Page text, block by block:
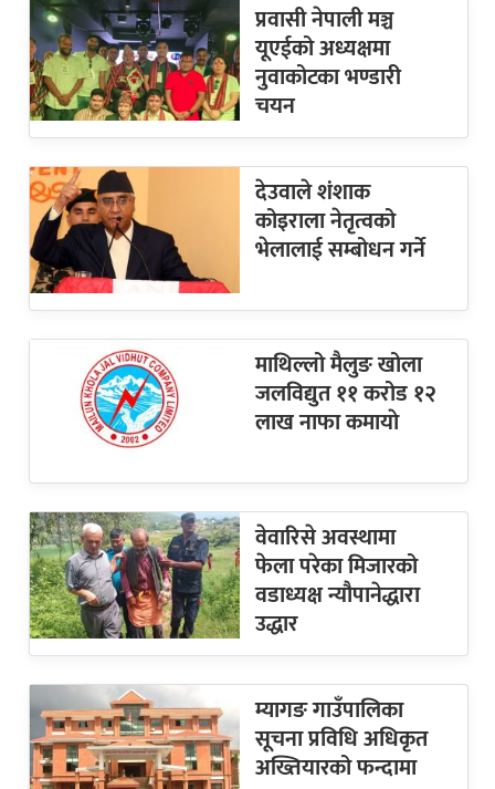
प्रवासी नेपाली मञ्च
यूएईको अध्यक्षमा
नुवाकोटका भण्डारी
चयन
देउवाले शंशाक
कोइराला नेतृत्वको
भेलालाई सम्बोधन गर्ने
माथिल्लो मैलुङ खोला
जलविद्युत ११ करोड १२
लाख नाफा कमायाे
वेवारिसे अवस्थामा
फेला परेका मिजारको
वडाध्यक्ष न्यौपानेद्धारा
उद्धार
म्यागङ गाउँपालिका
सूचना प्रविधि अधिकृत
अख्तियारको फन्दामा